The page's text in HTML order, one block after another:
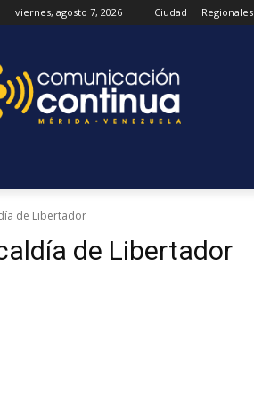
viernes, agosto 7, 2026 Ciudad Regionales
de Libertador
de Libertador